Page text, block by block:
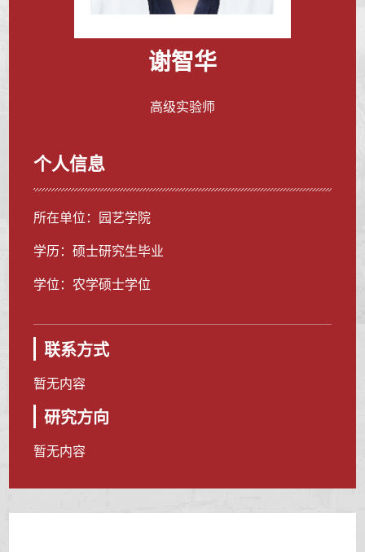
谢智华
高级实验师
个人信息
所在单位：园艺学院
学历：硕士研究生毕业
学位：农学硕士学位
联系方式
暂无内容
研究方向
暂无内容